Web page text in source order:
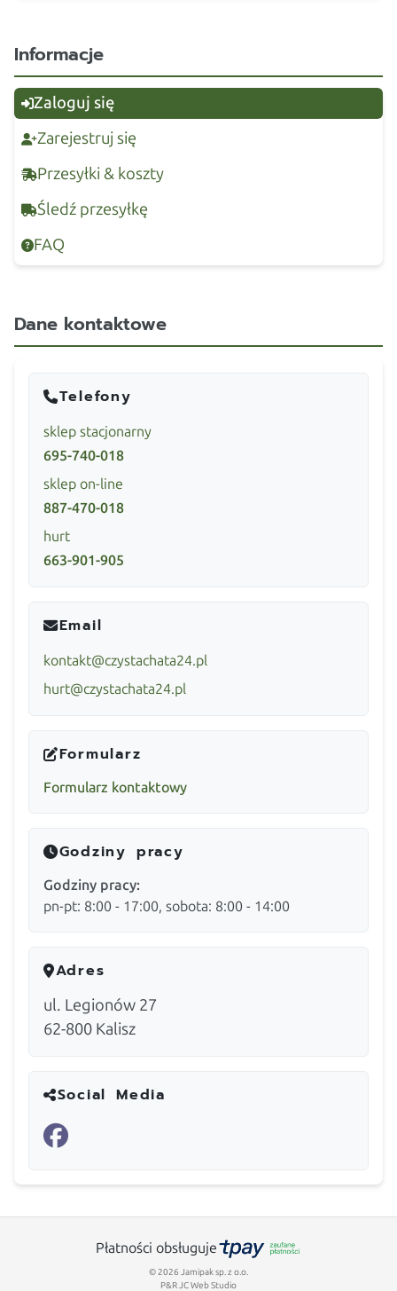
Informacje
Zaloguj się
Zarejestruj się
Przesyłki & koszty
Śledź przesyłkę
FAQ
Dane kontaktowe
Telefony
sklep stacjonarny
695-740-018
sklep on-line
887-470-018
hurt
663-901-905
Email
kontakt@czystachata24.pl
hurt@czystachata24.pl
Formularz
Formularz kontaktowy
Godziny pracy
Godziny pracy:
pn-pt: 8:00 - 17:00, sobota: 8:00 - 14:00
Adres
ul. Legionów 27
62-800 Kalisz
Social Media
Płatności obsługuje
© 2026 Jamipak sp. z o.o.
P&R JC Web Studio